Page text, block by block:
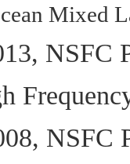
Mixed
NSFC
NSFC